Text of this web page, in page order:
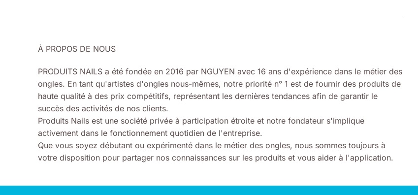
À PROPOS DE NOUS
PRODUITS NAILS a été fondée en 2016 par NGUYEN avec 16 ans d'expérience dans le métier des
ongles. En tant qu'artistes d'ongles nous-mêmes, notre priorité n° 1 est de fournir des produits de
haute qualité à des prix compétitifs, représentant les dernières tendances afin de garantir le
succès des activités de nos clients.
Produits Nails est une société privée à participation étroite et notre fondateur s'implique
activement dans le fonctionnement quotidien de l'entreprise.
Que vous soyez débutant ou expérimenté dans le métier des ongles, nous sommes toujours à
votre disposition pour partager nos connaissances sur les produits et vous aider à l'application.